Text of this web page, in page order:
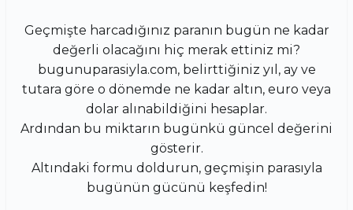
Geçmişte harcadığınız paranın bugün ne kadar
değerli olacağını hiç merak ettiniz mi?
bugunuparasiyla.com, belirttiğiniz yıl, ay ve
tutara göre o dönemde ne kadar altın, euro veya
dolar alınabildiğini hesaplar.
Ardından bu miktarın bugünkü güncel değerini
gösterir.
Altındaki formu doldurun, geçmişin parasıyla
bugünün gücünü keşfedin!